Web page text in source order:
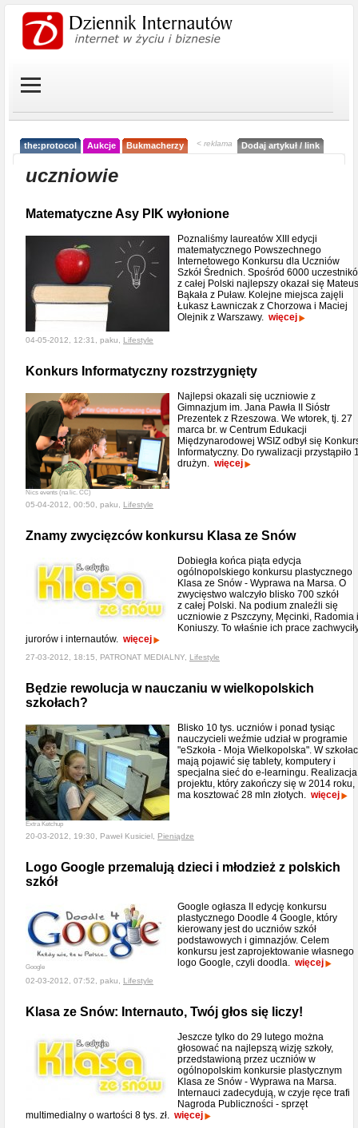
the:protocol Aukcje Bukmacherzy < reklama Dodaj artykuł / link
uczniowie
Matematyczne Asy PIK wyłonione
Poznaliśmy laureatów XIII edycji
matematycznego Powszechnego
Internetowego Konkursu dla Uczniów
Szkół Średnich. Spośród 6000
z całej Polski najlepszy okazał się
Bąkała z Puław. Kolejne miejsca zajęli
Łukasz Ławniczak z Chorzowa i Maciej
Olejnik z Warszawy. więcej
04-05-2012, 12:31, paku, Lifestyle
Konkurs Informatyczny rozstrzygnięty
Nics events (na lic. CC)
Najlepsi okazali się uczniowie z
Gimnazjum im. Jana Pawła II Sióstr
Prezentek z Rzeszowa. We wtorek, tj. 27
marca br. w Centrum Edukacji
Międzynarodowej WSIZ odbył się
Informatyczny. Do rywalizacji przystąpiło
drużyn. więcej
05-04-2012, 00:50, paku, Lifestyle
Znamy zwycięzców konkursu Klasa ze Snów
Dobiegła końca piąta edycja
ogólnopolskiego konkursu plastycznego
Klasa ze Snów - Wyprawa na Marsa. O
zwycięstwo walczyło blisko 700 szkół
z całej Polski. Na podium znaleźli się
uczniowie z Pszczyny, Męcinki, Radomia i
Koniuszy. To właśnie ich prace
jurorów i internautów. więcej
27-03-2012, 18:15, PATRONAT MEDIALNY, Lifestyle
Będzie rewolucja w nauczaniu w wielkopolskich
szkołach?
Extra Ketchup
Blisko 10 tys. uczniów i ponad tysiąc
nauczycieli weźmie udział w programie
"eSzkoła - Moja Wielkopolska". W
mają pojawić się tablety, komputery i
specjalna sieć do e-learningu. Realizacja
projektu, który zakończy się w 2014 roku,
ma kosztować 28 mln złotych. więcej
20-03-2012, 19:30, Paweł Kusiciel, Pieniądze
Logo Google przemalują dzieci i młodzież z polskich
szkół
Google
Google ogłasza II edycję konkursu
plastycznego Doodle 4 Google, który
kierowany jest do uczniów szkół
podstawowych i gimnazjów. Celem
konkursu jest zaprojektowanie własnego
logo Google, czyli doodla. więcej
02-03-2012, 07:52, paku, Lifestyle
Klasa ze Snów: Internauto, Twój głos się liczy!
Jeszcze tylko do 29 lutego można
głosować na najlepszą wizję szkoły,
przedstawioną przez uczniów w
ogólnopolskim konkursie plastycznym
Klasa ze Snów - Wyprawa na Marsa.
Internauci zadecydują, w czyje ręce trafi
Nagroda Publiczności - sprzęt
multimedialny o wartości 8 tys. zł. więcej